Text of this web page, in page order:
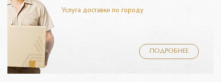
Услуга доставки по городу
ПОДРОБНЕЕ